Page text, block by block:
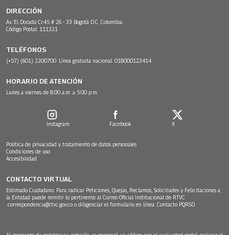
DIRECCIÓN
Av. El Dorado Cr.45 # 26 - 33 Bogotá D.C. Colombia.
Código Postal: 111321
TELÉFONOS
(+57) (601) 2200700. Línea gratuita nacional: 018000123414
HORARIO DE ATENCIÓN
Lunes a viernes de 8:00 a.m. a 5:00 p.m.
Instagram Facebook X
Política de privacidad y tratamiento de datos personales
Condiciones de uso
Accesibilidad
CONTACTO VIRTUAL
Estimado Ciudadano: Para radicar Peticiones, Quejas, Reclamos, Solicitudes y Felicitaciones a
la Entidad puede remitir lo pertinente al Correo Oficial Institucional de RTVC
correspondencia@rtvc.gov.co o diligenciar el formulario en línea: Contacto PQRSD.